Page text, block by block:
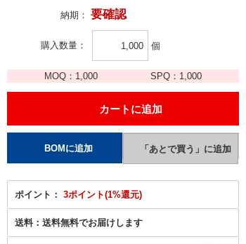
納期： 要確認
購入数量 個
MOQ： 1,000 SPQ： 1,000
ポイント： 3ポイント(1%還元)
送料： 送料無料でお届けします